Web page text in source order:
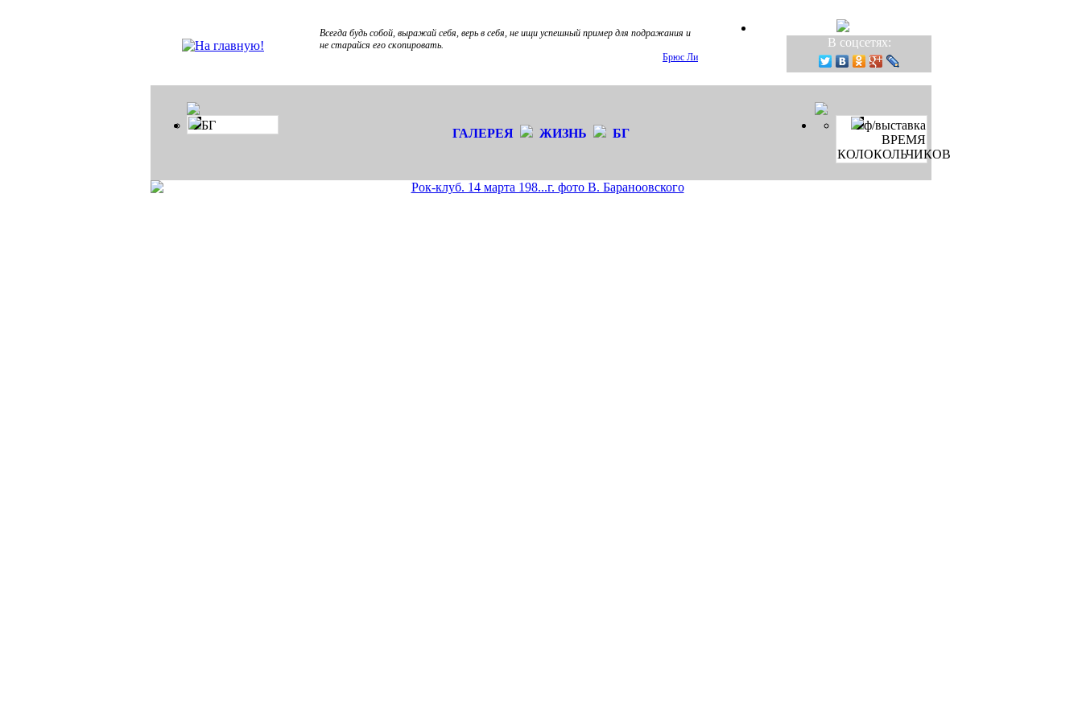
Всегда будь собой, выражай себя, верь в себя, не ищи успешный пример для подражания и
не старайся его скопировать.
Брюс Ли
В соцсетях:
БГ
ГАЛЕРЕЯ ЖИЗНЬ БГ
ф/выставка
ВРЕМЯ
КОЛОКОЛЬЧИКОВ